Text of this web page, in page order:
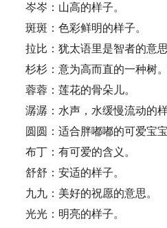
岑岑：山高的样子。
斑斑：色彩鲜明的样子。
拉比：犹太语里是智者的意思
杉杉：意为高而直的一种树
蓉蓉：莲花的骨朵儿。
潺潺：水声，水缓慢流动的样
圆圆：适合胖嘟嘟的可爱宝宝
布丁：有可爱的含义。
舒舒：安适的样子。
九九：美好的祝愿的意思。
光光：明亮的样子。